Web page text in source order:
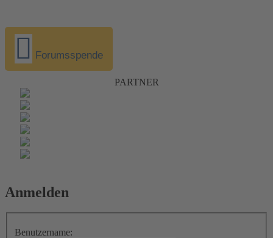
Forumsspende
PARTNER
Anmelden
Benutzername: